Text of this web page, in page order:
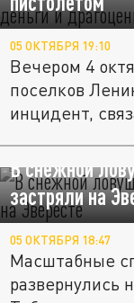
05 ОКТЯБРЯ 19:10
Вечером 4
поселков
инцидент,
В снежной
застряли на
05 ОКТЯБРЯ 18:47
Масштабные
развернулись